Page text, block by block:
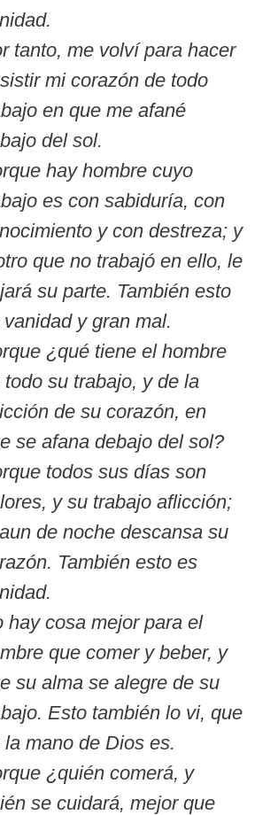
tanto, me volví para hacer
mi corazón de todo
en que me afané
del sol.
hay hombre cuyo
es con sabiduría, con
y con destreza; y
que no trabajó en ello, le
su parte. También esto
y gran mal.
¿qué tiene el hombre
todo su trabajo, y de la
de su corazón, en
se afana debajo del sol?
todos sus días son
y su trabajo aflicción;
de noche descansa su
También esto es
hay cosa mejor para el
que comer y beber, y
su alma se alegre de su
Esto también lo vi, que
la mano de Dios es.
¿quién comerá, y
se cuidará, mejor que